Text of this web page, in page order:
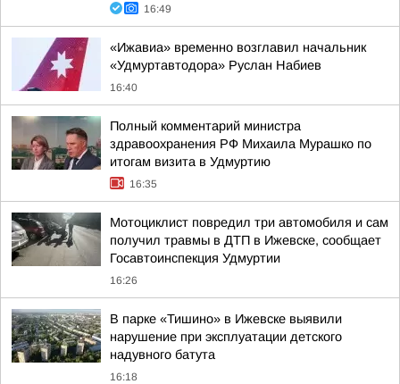
16:49
«Ижавиа» временно возглавил начальник
«Удмуртавтодора» Руслан Набиев
16:40
Полный комментарий министра
здравоохранения РФ Михаила Мурашко по
итогам визита в Удмуртию
16:35
Мотоциклист повредил три автомобиля и сам
получил травмы в ДТП в Ижевске, сообщает
Госавтоинспекция Удмуртии
16:26
В парке «Тишино» в Ижевске выявили
нарушение при эксплуатации детского
надувного батута
16:18